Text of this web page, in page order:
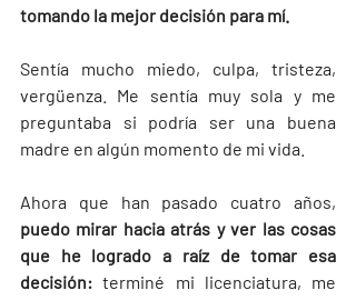
tomando la mejor decisión para mí.
Sentía mucho miedo, culpa, tristeza,
vergüenza. Me sentía muy sola y me
preguntaba si podría ser una buena
madre en algún momento de mi vida.
puedo mirar hacia atrás y ver las cosas
que he logrado a raíz de tomar esa
decisión: terminé mi licenciatura, me